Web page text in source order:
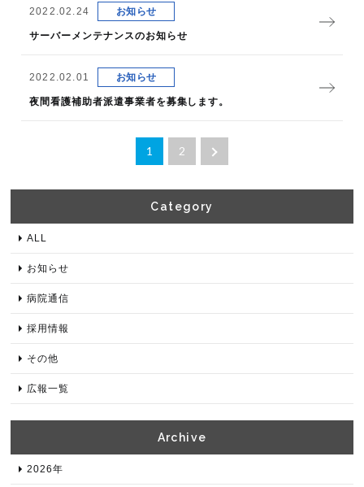
2022.02.24 お知らせ
サーバーメンテナンスのお知らせ
2022.02.01 お知らせ
夜間看護補助者派遣事業者を募集します。
1 2
Category​
ALL
お知らせ
病院通信
採用情報
その他
広報一覧
Archive​
2026年​